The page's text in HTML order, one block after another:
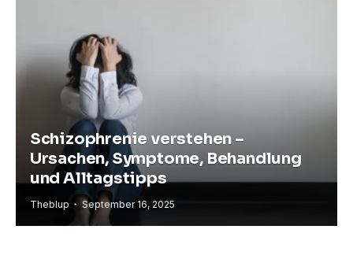
Schizophrenie verstehen –
Ursachen, Symptome, Behandlung
und Alltagstipps
Theblup September 16, 2025